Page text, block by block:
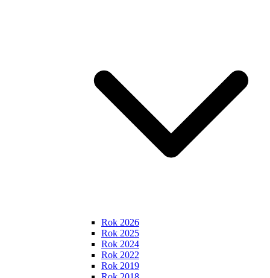
Rok 2026
Rok 2025
Rok 2024
Rok 2022
Rok 2019